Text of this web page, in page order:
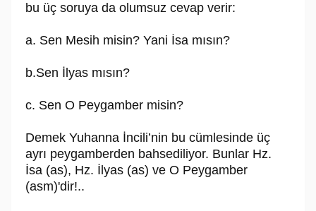
bu üç soruya da olumsuz cevap verir:
a. Sen Mesih misin? Yani İsa mısın?
b.Sen İlyas mısın?
c. Sen O Peygamber misin?
Demek Yuhanna İncili’nin bu cümlesinde üç
ayrı peygamberden bahsediliyor. Bunlar Hz.
İsa (as), Hz. İlyas (as) ve O Peygamber
(asm)'dir!..